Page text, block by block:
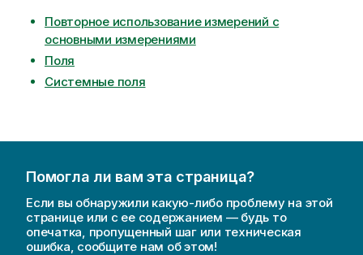
Повторное использование измерений с
основными измерениями
Поля
Системные поля
Помогла ли вам эта страница?
Если вы обнаружили какую-либо проблему на этой
странице или с ее содержанием — будь то
опечатка, пропущенный шаг или техническая
ошибка, сообщите нам об этом!